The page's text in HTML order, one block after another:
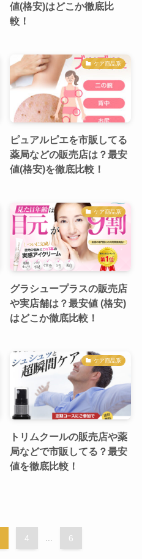
値(格安)はどこか徹底比
較！
ケア商品系
ピュアルピエを市販してる
薬局などの販売店は？最安
値(格安)を徹底比較！
ケア商品系
グラシュープラスの販売店
や実店舗は？最安値 (格安)
はどこか徹底比較！
ケア商品系
トリムクールの販売店や薬
局などで市販してる？最安
値を徹底比較！
4 6